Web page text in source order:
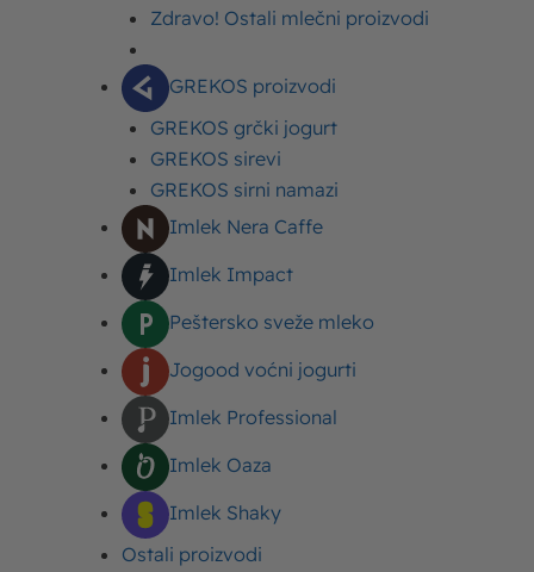
Zdravo! Ostali mlečni proizvodi
GREKOS proizvodi
GREKOS grčki jogurt
GREKOS sirevi
GREKOS sirni namazi
Imlek Nera Caffe
Imlek Impact
Peštersko sveže mleko
Jogood voćni jogurti
Imlek Professional
Imlek Oaza
Imlek Shaky
Ostali proizvodi